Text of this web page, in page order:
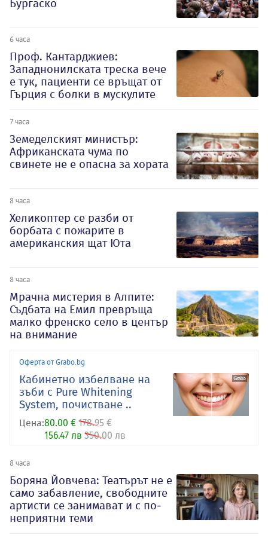
Бургаско
6 часа
Проф. Кантарджиев:
Западнонилската треска вече
е тук, пациенти се връщат от
Гърция с болки в мускулите
7 часа
Земеделският министър:
Африканската чума по
свинете не е опасна за хората
8 часа
Хеликоптер се разби от
борбата с пожарите в
американския щат Юта
8 часа
Мрачна мистерия в Алпите:
Съдбата на Емил превръща
малко френско село в център
на внимание
Оферта от Grabo.bg
Кабинетно избелване на
зъби с Pure Whitening
System, почистване ..
Цена:80.00 € 178.95 €
156.47 лв 350.00 лв
8 часа
Боряна Йовчева: Театърът не е
само забавление, свободните
артисти се занимават и с по-
неприятни теми